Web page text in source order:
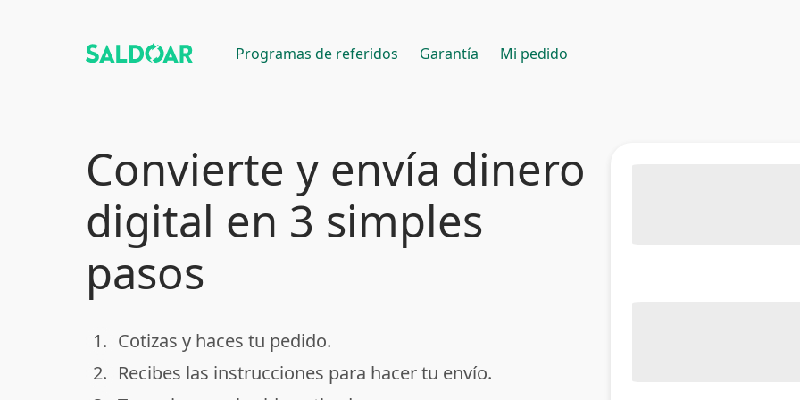
Programas de referidos Garantía Mi pedido
Convierte y envía dinero
digital en 3 simples
pasos
done
1. Cotizas y haces tu pedido.
done
2. Recibes las instrucciones para hacer tu envío.